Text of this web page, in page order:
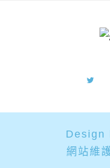
Design
網站維